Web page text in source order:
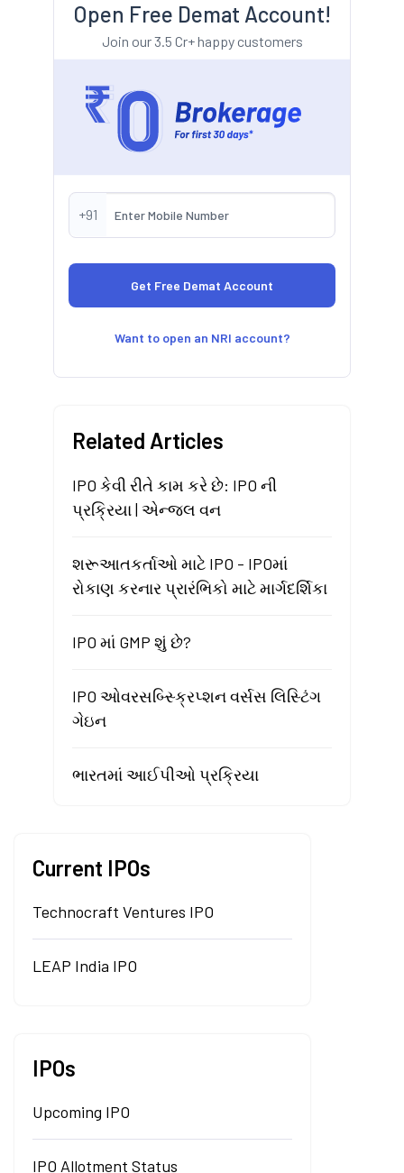
Open Free Demat Account!
Join our 3.5 Cr+ happy customers
+91
Want to open an NRI account?
Related Articles
IPO કેવી રીતે કામ કરે છે: IPO ની
પ્રક્રિયા | એન્જલ વન
શરૂઆતકર્તાઓ માટે IPO - IPOમાં
રોકાણ કરનાર પ્રારંભિકો માટે માર્ગદર્શિકા
IPO માં GMP શું છે?
IPO ઓવરસબ્સ્ક્રિપ્શન વર્સસ લિસ્ટિંગ
ગેઇન
ભારતમાં આઈપીઓ પ્રક્રિયા
Current IPOs
Technocraft Ventures IPO
LEAP India IPO
IPOs
Upcoming IPO
IPO Allotment Status